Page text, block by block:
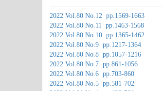
2022 Vol.80 No.12 pp.1569-1663
2022 Vol.80 No.11 pp.1463-1568
2022 Vol.80 No.10 pp.1365-1462
2022 Vol.80 No.9 pp.1217-1364
2022 Vol.80 No.8 pp.1057-1216
2022 Vol.80 No.7 pp.861-1056
2022 Vol.80 No.6 pp.703-860
2022 Vol.80 No.5 pp.581-702